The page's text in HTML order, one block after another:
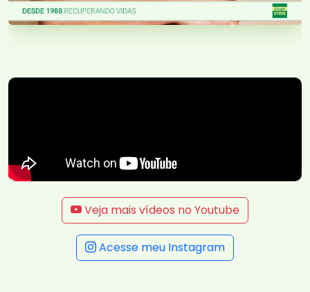
Veja mais vídeos no Youtube
Acesse meu Instagram